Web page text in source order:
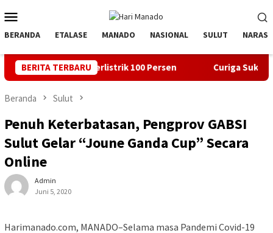
ke
kontenMobile
BERANDA ETALASE MANADO NASIONAL SULUT NARASI
BERITA TERBARU
Berlistrik 100 Persen Curiga Suksesi Rektor
Beranda Sulut
Penuh Keterbatasan, Pengprov GABSI
Sulut Gelar “Joune Ganda Cup” Secara
Online
Admin
Juni 5, 2020
Harimanado.com, MANADO–Selama masa Pandemi Covid-19